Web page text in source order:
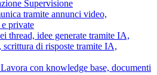
Supervisione
tramite annunci video,
private
thread, idee generate tramite IA,
di risposte tramite IA,
Lavora con knowledge base, documenti